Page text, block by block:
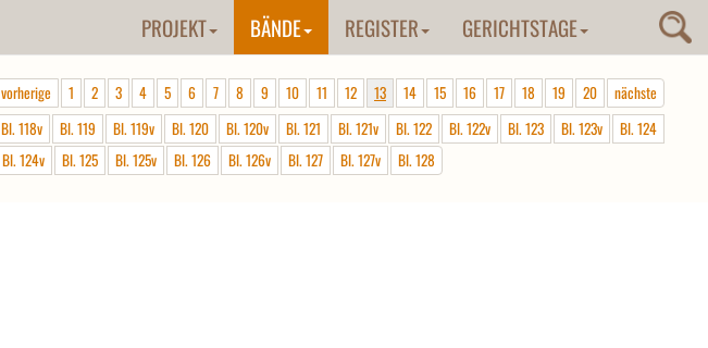
PROJEKT BÄNDE REGISTER GERICHTSTAGE
vorherige 1 2 3 4 5 6 7 8 9 10 11 12 13 14 15 16 17 18 19 20
nächste
Bl. 118v
Bl. 119 Bl. 119v Bl. 120 Bl. 120v Bl. 121 Bl. 121v Bl. 122 Bl. 122v Bl. 123 Bl. 123v
Bl. 124
Bl. 124v
Bl. 125 Bl. 125v Bl. 126 Bl. 126v Bl. 127 Bl. 127v Bl. 128